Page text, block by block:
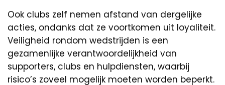
Ook clubs zelf nemen afstand van dergelijke
acties, ondanks dat ze voortkomen uit loyaliteit.
Veiligheid rondom wedstrijden is een
gezamenlijke verantwoordelijkheid van
supporters, clubs en hulpdiensten, waarbij
risico’s zoveel mogelijk moeten worden beperkt.